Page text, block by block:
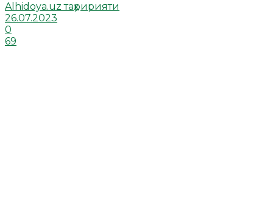
Alhidoya.uz таҳририяти
26.07.2023
0
69